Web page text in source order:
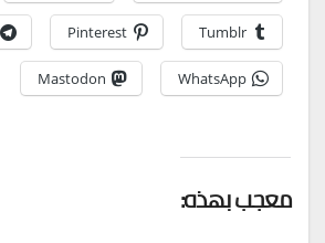
Tumblr
Pinterest
WhatsApp
Mastodon
معجب بهذه: